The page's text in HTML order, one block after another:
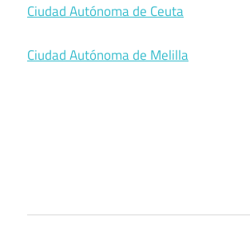
Ciudad Autónoma de Ceuta
Ciudad Autónoma de Melilla